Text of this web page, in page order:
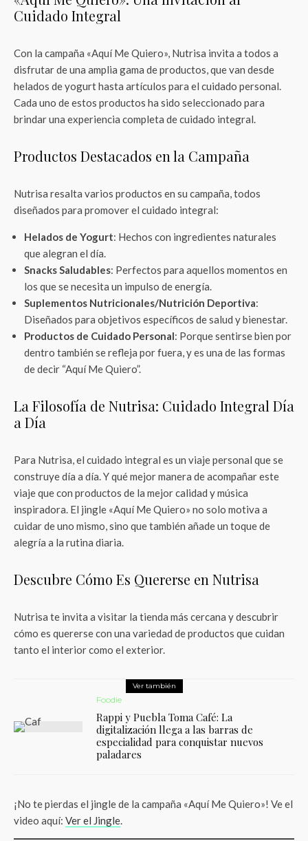
Cuidado Integral
Con la campaña «Aquí Me Quiero», Nutrisa invita a todos a
disfrutar de una amplia gama de productos, que van desde
helados de yogurt hasta artículos para el cuidado personal.
Cada uno de estos productos ha sido seleccionado para
brindar una experiencia completa de cuidado integral.
Productos Destacados en la Campaña
Nutrisa resalta varios productos en su campaña, todos
diseñados para promover el cuidado integral:
Helados de Yogurt: Hechos con ingredientes naturales
que alegran el día.
Snacks Saludables: Perfectos para aquellos momentos en
los que se necesita un impulso de energía.
Suplementos Nutricionales/Nutrición Deportiva:
Diseñados para objetivos específicos de salud y bienestar.
Productos de Cuidado Personal: Porque sentirse bien por
dentro también se refleja por fuera, y es una de las formas
de decir “Aquí Me Quiero”.
La Filosofía de Nutrisa: Cuidado Integral Día
a Día
Para Nutrisa, el cuidado integral es un viaje personal que se
construye día a día. Y qué mejor manera de acompañar este
viaje que con productos de la mejor calidad y música
inspiradora. El jingle «Aquí Me Quiero» no solo motiva a
cuidar de uno mismo, sino que también añade un toque de
alegría a la rutina diaria.
Descubre Cómo Es Quererse en Nutrisa
Nutrisa te invita a visitar la tienda más cercana y descubrir
cómo es quererse con una variedad de productos que cuidan
tanto el interior como el exterior.
Ver también
Foodie
Rappi y Puebla Toma Café: La
digitalización llega a las barras de
especialidad para conquistar nuevos
paladares
¡No te pierdas el jingle de la campaña «Aquí Me Quiero»! Ve el
video aquí: Ver el Jingle.